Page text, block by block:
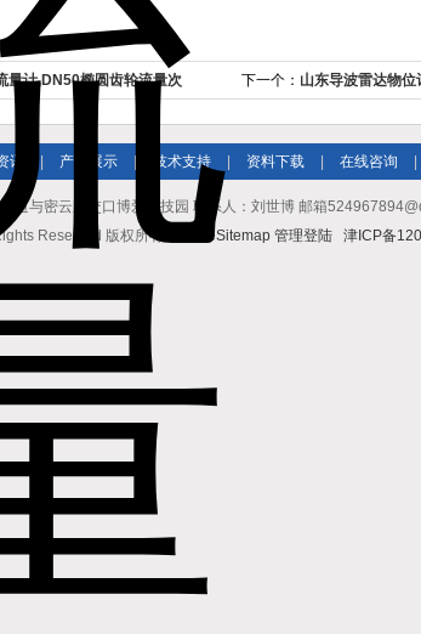
量计,DN50椭圆齿轮流量次 下一个： 山东导波雷达物
讯 | 产品展示 技术支持 资料下载 在线咨询
道与密云路交口博爱科技园 联系人：刘世博 邮箱
Reserved 版权所有
GoogleSitemap 管理登陆 津ICP备